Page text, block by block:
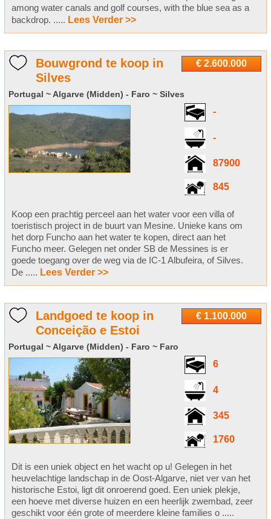
among water canals and golf courses, with the blue sea as a
backdrop. ..... Lees Verder >>
€ 2.600.000
Bouwgrond te koop in
Silves
Portugal ~ Algarve (Midden) - Faro ~ Silves
-
-
87900
845
Koop een prachtig perceel aan het water voor een villa of
toeristisch project in de buurt van Mesine. Unieke kans om
het dorp Funcho aan het water te kopen, direct aan het
Funcho meer. Gelegen net onder SB de Messines is er
goede toegang over de weg via de IC-1 Albufeira, of Silves.
De ..... Lees Verder >>
€ 1.100.000
Landgoed te koop in
Conceição e Estoi
Portugal ~ Algarve (Midden) - Faro ~ Faro
6
4
345
1760
Dit is een uniek object en het wacht op u! Gelegen in het
heuvelachtige landschap in de Oost-Algarve, niet ver van het
historische Estoi, ligt dit onroerend goed. Een uniek plekje,
een hoeve met diverse huizen en een heerlijk zwembad, zeer
geschikt voor één grote of meerdere kleine families o .....